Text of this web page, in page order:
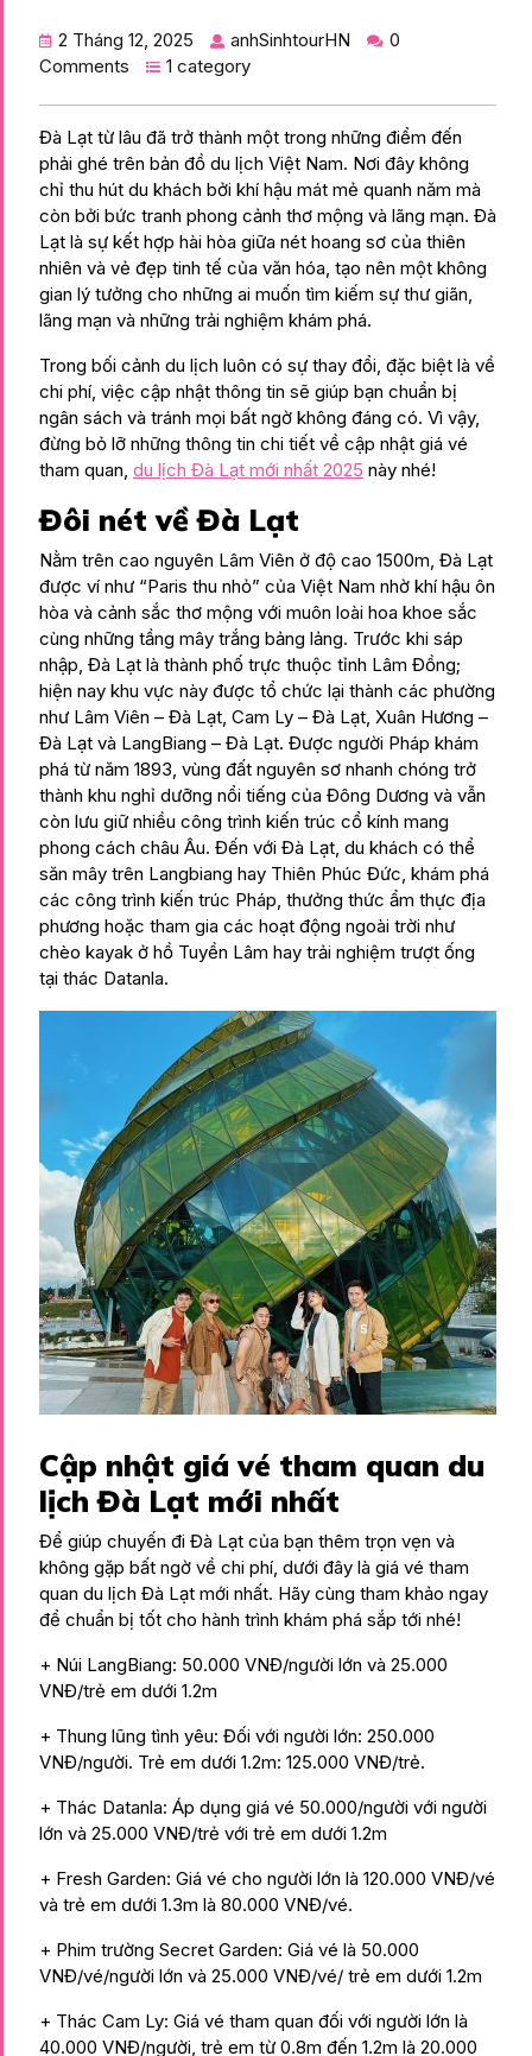
2 Tháng 12, 2025 anhSinhtourHN
0
Comments
1 category
Đà Lạt từ lâu đã trở thành một trong những điểm đến
phải ghé trên bản đồ du lịch Việt Nam. Nơi đây không
chỉ thu hút du khách bởi khí hậu mát mẻ quanh năm mà
còn bởi bức tranh phong cảnh thơ mộng và lãng mạn. Đà
Lạt là sự kết hợp hài hòa giữa nét hoang sơ của thiên
nhiên và vẻ đẹp tinh tế của văn hóa, tạo nên một không
gian lý tưởng cho những ai muốn tìm kiếm sự thư giãn,
lãng mạn và những trải nghiệm khám phá.
Trong bối cảnh du lịch luôn có sự thay đổi, đặc biệt là về
chi phí, việc cập nhật thông tin sẽ giúp bạn chuẩn bị
ngân sách và tránh mọi bất ngờ không đáng có. Vì vậy,
đừng bỏ lỡ những thông tin chi tiết về cập nhật giá vé
tham quan, du lịch Đà Lạt mới nhất 2025 này nhé!
Đôi nét về Đà Lạt
Nằm trên cao nguyên Lâm Viên ở độ cao 1500m, Đà Lạt
được ví như “Paris thu nhỏ” của Việt Nam nhờ khí hậu ôn
hòa và cảnh sắc thơ mộng với muôn loài hoa khoe sắc
cùng những tầng mây trắng bảng lảng. Trước khi sáp
nhập, Đà Lạt là thành phố trực thuộc tỉnh Lâm Đồng;
hiện nay khu vực này được tổ chức lại thành các phường
như Lâm Viên – Đà Lạt, Cam Ly – Đà Lạt, Xuân Hương –
Đà Lạt và LangBiang – Đà Lạt. Được người Pháp khám
phá từ năm 1893, vùng đất nguyên sơ nhanh chóng trở
thành khu nghỉ dưỡng nổi tiếng của Đông Dương và vẫn
còn lưu giữ nhiều công trình kiến trúc cổ kính mang
phong cách châu Âu. Đến với Đà Lạt, du khách có thể
săn mây trên Langbiang hay Thiên Phúc Đức, khám phá
các công trình kiến trúc Pháp, thưởng thức ẩm thực địa
phương hoặc tham gia các hoạt động ngoài trời như
chèo kayak ở hồ Tuyền Lâm hay trải nghiệm trượt ống
tại thác Datanla.
Cập nhật giá vé tham quan du
lịch Đà Lạt mới nhất
Để giúp chuyến đi Đà Lạt của bạn thêm trọn vẹn và
không gặp bất ngờ về chi phí, dưới đây là giá vé tham
quan du lịch Đà Lạt mới nhất. Hãy cùng tham khảo ngay
để chuẩn bị tốt cho hành trình khám phá sắp tới nhé!
+ Núi LangBiang: 50.000 VNĐ/người lớn và 25.000
VNĐ/trẻ em dưới 1.2m
+ Thung lũng tình yêu: Đối với người lớn: 250.000
VNĐ/người. Trẻ em dưới 1.2m: 125.000 VNĐ/trẻ.
+ Thác Datanla: Áp dụng giá vé 50.000/người với người
lớn và 25.000 VNĐ/trẻ với trẻ em dưới 1.2m
+ Fresh Garden: Giá vé cho người lớn là 120.000 VNĐ/vé
và trẻ em dưới 1.3m là 80.000 VNĐ/vé.
+ Phim trường Secret Garden: Giá vé là 50.000
VNĐ/vé/người lớn và 25.000 VNĐ/vé/ trẻ em dưới 1.2m
+ Thác Cam Ly: Giá vé tham quan đối với người lớn là
40.000 VNĐ/người, trẻ em từ 0.8m đến 1.2m là 20.000